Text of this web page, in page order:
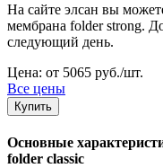
На сайте элсан вы
мембрана folder strong.
следующий день.
Цена: от 5065 руб./шт.
Все цены
Купить
Основные
folder classic